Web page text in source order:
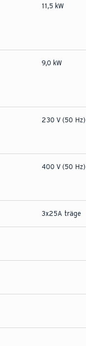
11,5 kW
9,0 kW
230 V (50 Hz)
400 V (50 Hz)
3x25A träge